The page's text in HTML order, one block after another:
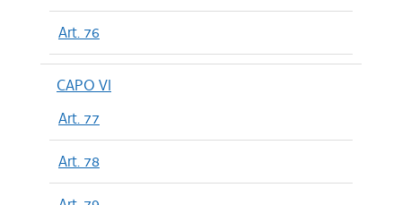
Art. 76
CAPO VI
Art. 77
Art. 78